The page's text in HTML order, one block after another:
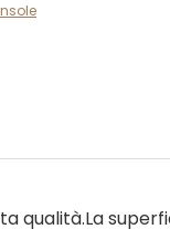
qualità.La